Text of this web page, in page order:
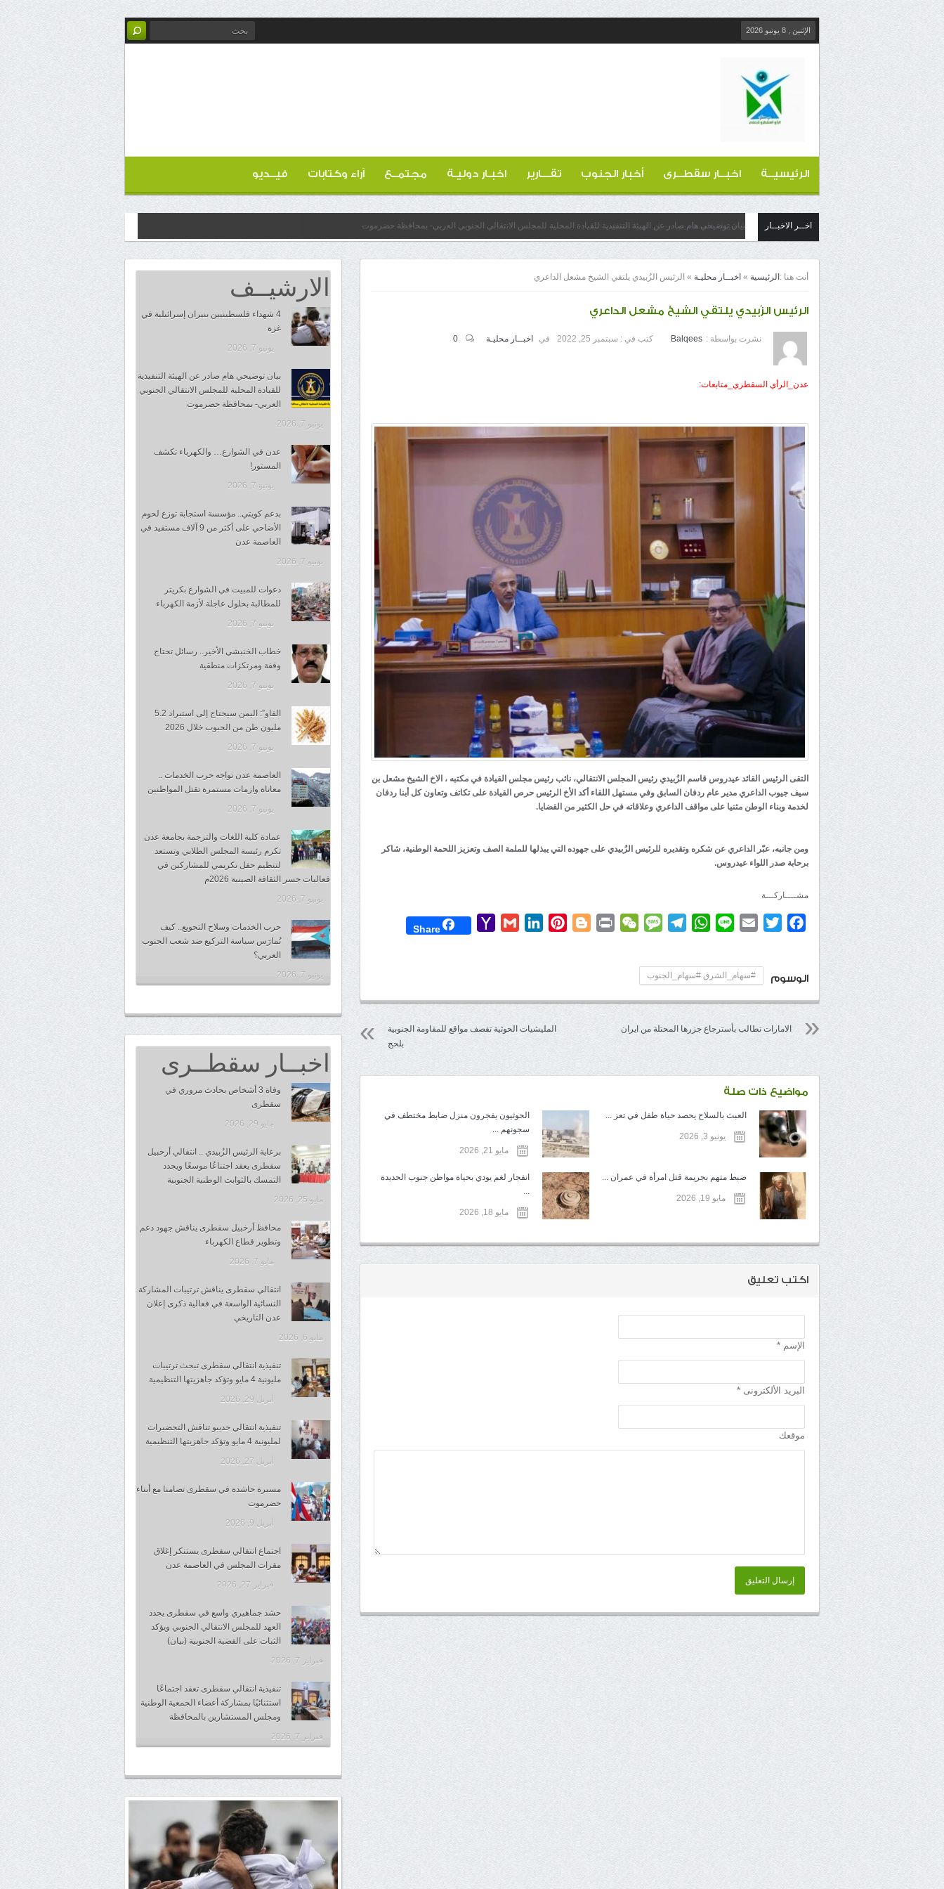
الإثنين , 8 يونيو 2026
الرئيسيــة اخبــار سقطــرى أخبار الجنوب تقـــارير اخبـار دوليـة مجتمــع آراء وكتابات فيــديو
اخــر الاخبــار بيان توضيحي هام صادر عن الهيئة التنفيذية للقيادة المحلية للمجلس الانتقالي الجنوبي العربي- بمحافظة حضرموت
أنت هنا : الرئيسية » اخبــار محليـة » الرئيس الزُبيدي يلتقي الشيخ مشعل الداعري
الرئيس الزُبيدي يلتقي الشيخ مشعل الداعري
نشرت بواسطة : Balqees كتب في : سبتمبر 25, 2022 في اخبــار محليـة 0
عدن_الرأي السقطري_متابعات:
التقى الرئيس القائد عيدروس قاسم الزُبيدي رئيس المجلس الانتقالي، نائب رئيس مجلس القيادة في مكتبه ، الاخ الشيخ مشعل بن
سيف جيوب الداعري مدير عام ردفان السابق وفي مستهل اللقاء أكد الأخ الرئيس حرص القيادة على تكاتف وتعاون كل أبنا ردفان
لخدمة وبناء الوطن مثنيا على مواقف الداعري وعلاقاته في حل الكثير من القضايا.
ومن جانبه، عبّر الداعري عن شكره وتقديره للرئيس الزُبيدي على جهوده التي يبذلها للملمة الصف وتعزيز اللحمة الوطنية، شاكر
برحابة صدر اللواء عيدروس.
مشــــاركـــة
Facebook
Twitter
Email
Line
WhatsApp
Telegram
Message
WeChat
Print
Blogger
Pinterest
LinkedIn
Gmail
Yahoo
Share
الوسوم #سهام_الشرق #سهام_الجنوب
المليشيات الحوثية تقصف مواقع للمقاومة الجنوبية
بلحج
الامارات تطالب بأسترجاع جزرها المحتلة من ايران
مواضيع ذات صلة
العبث بالسلاح يحصد حياة طفل في تعز ...
يونيو 3, 2026
الحوثيون يفجرون منزل ضابط مختطف في
سجونهم ...
مايو 21, 2026
ضبط متهم بجريمة قتل امرأة في عمران ...
مايو 19, 2026
انفجار لغم يودي بحياة مواطن جنوب الحديدة
مايو 18, 2026
اكتب تعليق
الإسم *
البريد الألكترونى *
موقعك
إرسال التعليق
الارشيــف
4 شهداء فلسطينيين بنيران إسرائيلية في
غزة
يونيو 7, 2026
بيان توضيحي هام صادر عن الهيئة التنفيذية
للقيادة المحلية للمجلس الانتقالي الجنوبي
العربي- بمحافظة حضرموت
يونيو 7, 2026
عدن في الشوارع… والكهرباء تكشف
المستور!
يونيو 7, 2026
بدعم كويتي.. مؤسسة استجابة توزع لحوم
الأضاحي على أكثر من 9 آلاف مستفيد في
العاصمة عدن
يونيو 7, 2026
دعوات للمبيت في الشوارع بكريتر
للمطالبة بحلول عاجلة لأزمة الكهرباء
يونيو 7, 2026
خطاب الخنبشي الأخير.. رسائل تحتاج
وقفة ومرتكزات منطقية
يونيو 7, 2026
الفاو”: اليمن سيحتاج إلى استيراد 5.2
مليون طن من الحبوب خلال 2026
يونيو 7, 2026
العاصمة عدن تواجه حرب الخدمات ..
معاناة وازمات مستمرة تقتل المواطنين
يونيو 7, 2026
عمادة كلية اللغات والترجمة بجامعة عدن
تكرم رئيسة المجلس الطلابي وتستعد
لتنظيم حفل تكريمي للمشاركين في
فعاليات جسر الثقافة الصينية 2026م
يونيو 7, 2026
حرب الخدمات وسلاح التجويع.. كيف
تُمارَس سياسة التركيع ضد شعب الجنوب
العربي؟
يونيو 7, 2026
اخبــار سقطــرى
وفاة 3 أشخاص بحادث مروري في
سقطرى
مايو 29, 2026
برعاية الرئيس الزُبيدي .. انتقالي أرخبيل
سقطرى يعقد اجتناعُا موسعًا ويجدد
التمسك بالثوابت الوطنية الجنوبية
مايو 25, 2026
محافظ أرخبيل سقطرى يناقش جهود دعم
وتطوير قطاع الكهرباء
مايو 7, 2026
انتقالي سقطرى يناقش ترتيبات المشاركة
النسائية الواسعة في فعالية ذكرى إعلان
عدن التاريخي
مايو 6, 2026
تنفيذية انتقالي سقطرى تبحث ترتيبات
مليونية 4 مايو وتؤكد جاهزيتها التنظيمية
أبريل 29, 2026
تنفيذية انتقالي حديبو تناقش التحضيرات
لمليونية 4 مايو وتؤكد جاهزيتها التنظيمية
أبريل 27, 2026
مسيرة حاشدة في سقطرى تضامنا مع أبناء
حضرموت
أبريل 9, 2026
اجتماع انتقالي سقطرى يستنكر إغلاق
مقرات المجلس في العاصمة عدن
فبراير 27, 2026
حشد جماهيري واسع في سقطرى يجدد
العهد للمجلس الانتقالي الجنوبي ويؤكد
الثبات على القضية الجنوبية (بيان)
فبراير 7, 2026
تنفيذية انتقالي سقطرى تعقد اجتماعًا
استثنائيًا بمشاركة أعضاء الجمعية الوطنية
ومجلس المستشارين بالمحافظة
فبراير 7, 2026